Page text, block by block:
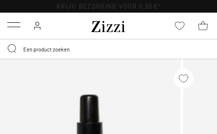
KRIJG BEZORGING VOOR 0,95€*
Menu